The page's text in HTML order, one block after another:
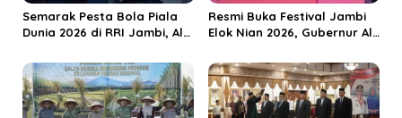
s
Semarak Pesta Bola Piala
Dunia 2026 di RRI Jambi, Al
Ekonomi Rakyat
Resmi Buka Festival Jambi
Elok Nian 2026, Gubernur Al
Jadi Destinasi Wisata
Budaya Unggulan